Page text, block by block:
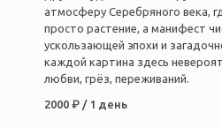
атмосферу Серебряного века,
просто растение, а манифест
ускользающей эпохи и
каждой картина здесь
любви, грёз, переживаний.
2000 ₽ / 1 день